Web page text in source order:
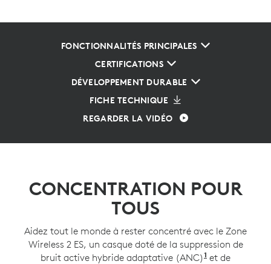
FONCTIONNALITÉS PRINCIPALES
CERTIFICATIONS
DÉVELOPPEMENT DURABLE
FICHE TECHNIQUE
REGARDER LA VIDÉO
CONCENTRATION POUR
TOUS
Aidez tout le monde à rester concentré avec le Zone
Wireless 2 ES, un casque doté de la suppression de
bruit active hybride adaptative (ANC)1 Mode ANC
et de